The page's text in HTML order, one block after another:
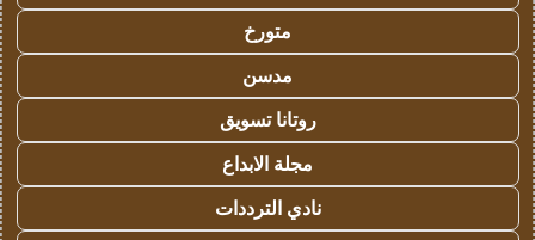
متورخ
مدسن
روتانا تسويق
مجلة الابداع
نادي الترددات